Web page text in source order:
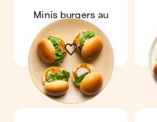
Minis burgers au
poulet